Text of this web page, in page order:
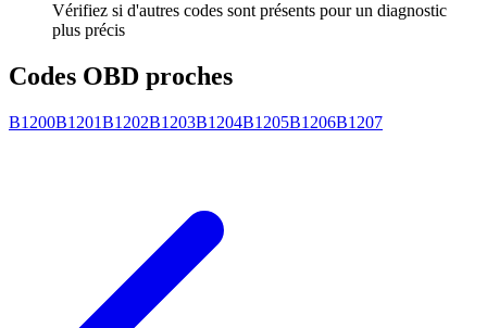
Vérifiez si d'autres codes sont présents pour un diagnostic
plus précis
Codes OBD proches
B1200B1201B1202B1203B1204B1205B1206B1207